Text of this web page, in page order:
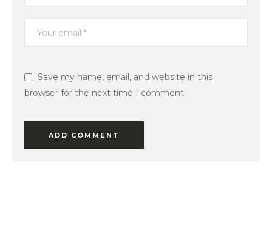
Save my name, email, and website in this
browser for the next time I comment.